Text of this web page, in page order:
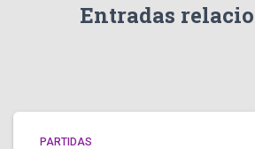
Entradas
PARTIDAS